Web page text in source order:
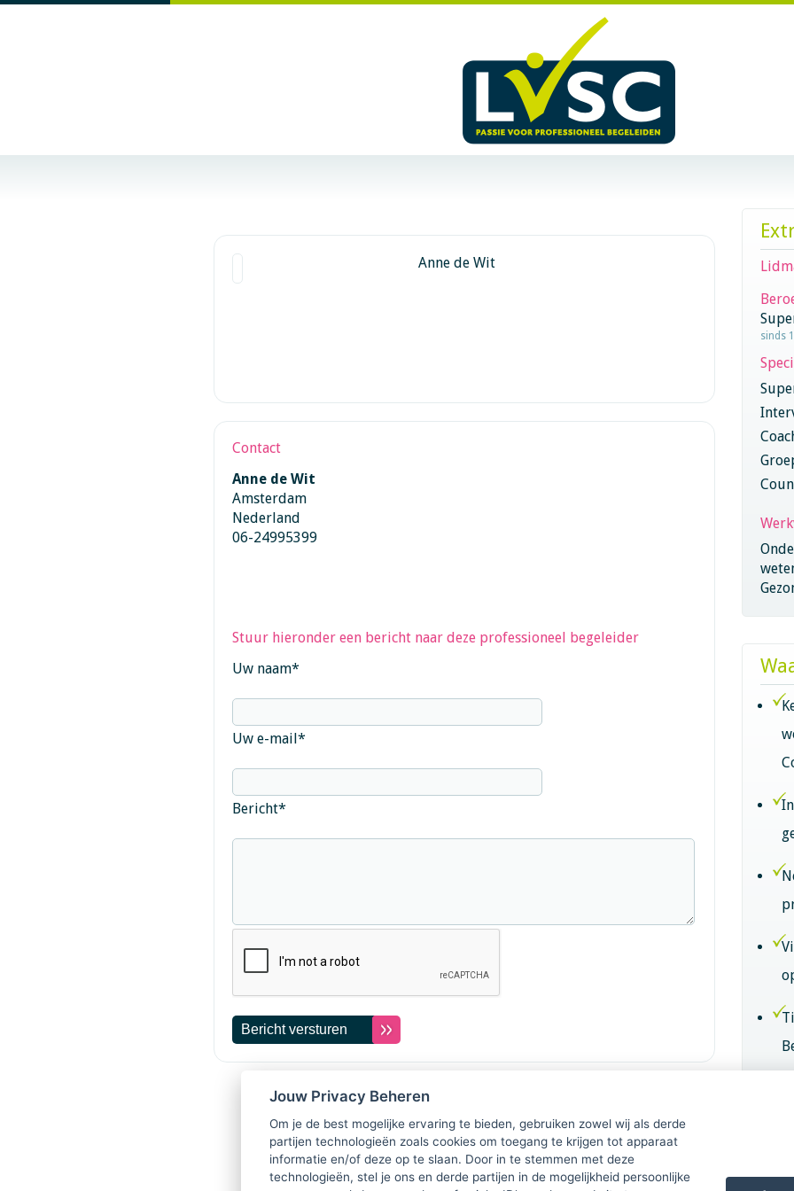
Anne de Wit
Contact
Anne de Wit
Amsterdam
Nederland
06-24995399
Stuur hieronder een bericht naar deze professioneel begeleider
Uw naam*
Uw e-mail*
Bericht*
sinds
Jouw Privacy Beheren
Om je de best mogelijke ervaring te bieden, gebruiken zowel wij als derde
partijen technologieën zoals cookies om toegang te krijgen tot apparaat
informatie en/of deze op te slaan. Door in te stemmen met deze
technologieën, stel je ons en derde partijen in de mogelijkheid persoonlijke